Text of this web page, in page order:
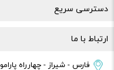
دسترسی سریع
درباره ما
راهنمای خرید
قوانین و مقررات
تماس با ما
ارتباط با ما
فارس - شیراز - چهارراه